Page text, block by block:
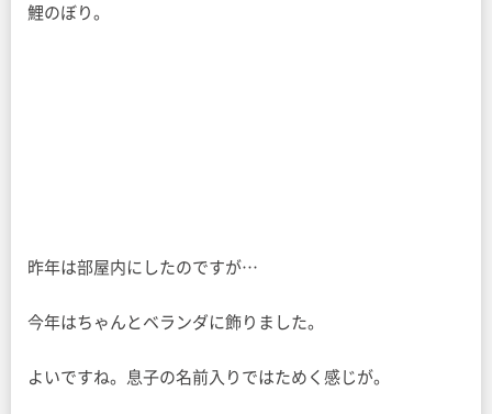
鯉のぼり。
昨年は部屋内にしたのですが…
今年はちゃんとベランダに飾りました。
よいですね。息子の名前入りではためく感じが。